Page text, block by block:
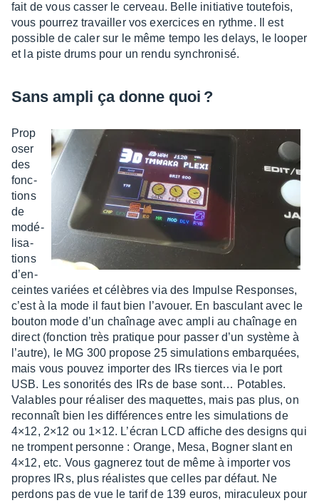
fait de vous casser le cerveau. Belle initia­tive toute­fois,
vous pour­rez travailler vos exer­cices en rythme. Il est
possible de caler sur le même tempo les delays, le looper
et la piste drums pour un rendu synchro­nisé.
Sans ampli ça donne quoi ?
Prop
o­ser
des
fonc­
tions
de
modé­
li­sa­
tions
d’en­
ceintes variées et célèbres via des Impulse Responses,
c’est à la mode il faut bien l’avouer. En bascu­lant avec le
bouton mode d’un chaî­nage avec ampli au chaî­nage en
direct (fonc­tion très pratique pour passer d’un système à
l’autre), le MG 300 propose 25 simu­la­tions embarquées,
mais vous pouvez impor­ter des IRs tierces via le port
USB. Les sono­ri­tés des IRs de base sont… Potables.
Valables pour réali­ser des maquettes, mais pas plus, on
recon­naît bien les diffé­rences entre les simu­la­tions de
4×12, 2×12 ou 1×12. L’écran LCD affiche des desi­gns qui
ne trompent personne : Orange, Mesa, Bogner slant en
4×12, etc. Vous gagne­rez tout de même à impor­ter vos
propres IRs, plus réalistes que celles par défaut. Ne
perdons pas de vue le tarif de 139 euros, mira­cu­leux pour